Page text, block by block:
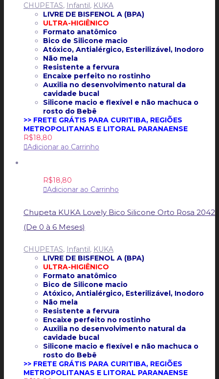
CHUPETAS, Infantil, KUKA
LIVRE DE BISFENOL A (BPA)
ULTRA-HIGIÊNICO
Formato anatômico
Bico de Silicone macio
Atóxico, Antialérgico, Esterilizável, Inodoro
Não mela
Resistente a fervura
Encaixe perfeito no rostinho
Auxilia no desenvolvimento natural da
cavidade bucal
Silicone macio e flexível e não machuca o
rosto do Bebê
>> FRETE GRÁTIS PARA CURITIBA, REGIÕES
METROPOLITANAS E LITORAL PARANAENSE
R$18,80
Adicionar ao Carrinho
R$18,80
Adicionar ao Carrinho
Chupeta KUKA Lovely Bico Silicone Orto Rosa 2042
(De 0 à 6 Meses)
CHUPETAS, Infantil, KUKA
LIVRE DE BISFENOL A (BPA)
ULTRA-HIGIÊNICO
Formato anatômico
Bico de Silicone macio
Atóxico, Antialérgico, Esterilizável, Inodoro
Não mela
Resistente a fervura
Encaixe perfeito no rostinho
Auxilia no desenvolvimento natural da
cavidade bucal
Silicone macio e flexível e não machuca o
rosto do Bebê
>> FRETE GRÁTIS PARA CURITIBA, REGIÕES
METROPOLITANAS E LITORAL PARANAENSE